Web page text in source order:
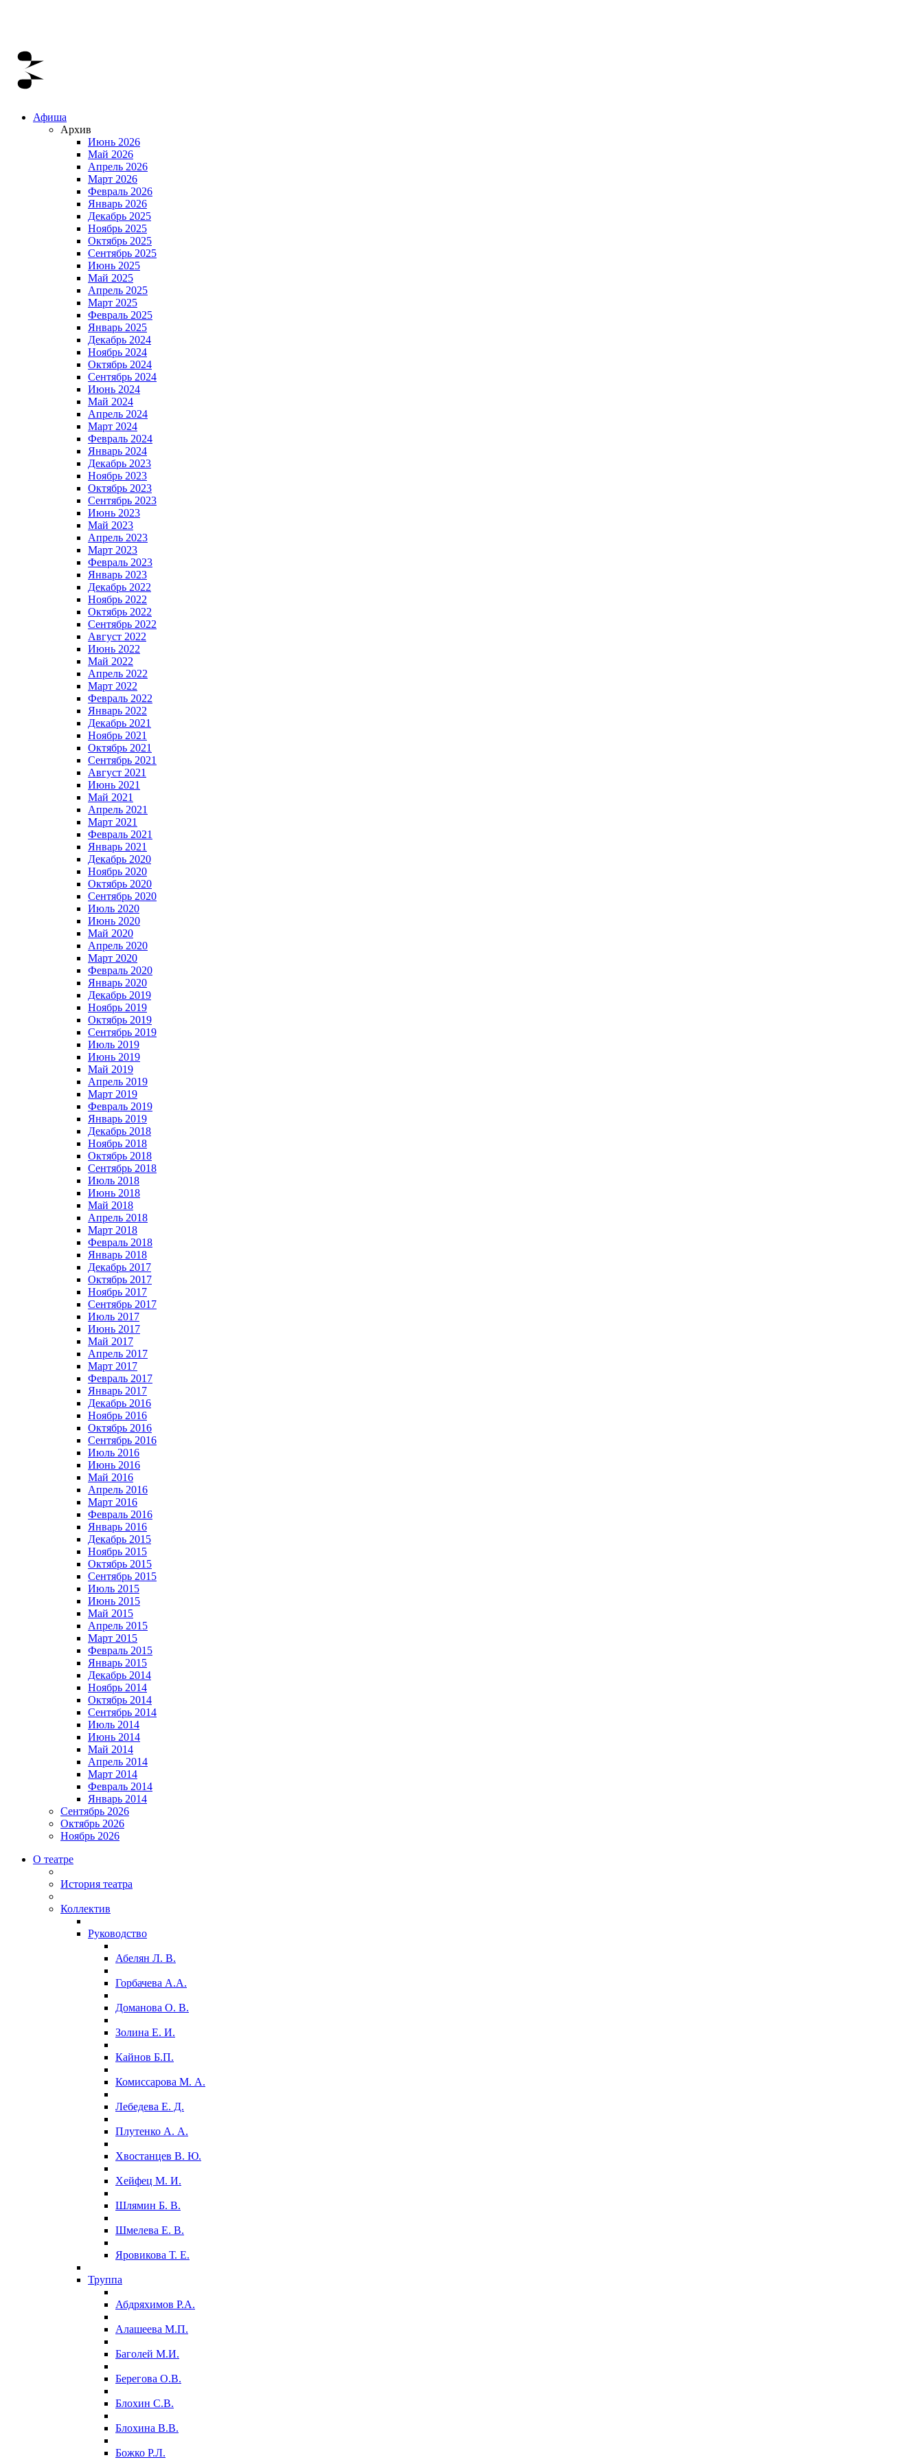
Афиша
Архив
Июнь 2026
Май 2026
Апрель 2026
Март 2026
Февраль 2026
Январь 2026
Декабрь 2025
Ноябрь 2025
Октябрь 2025
Сентябрь 2025
Июнь 2025
Май 2025
Апрель 2025
Март 2025
Февраль 2025
Январь 2025
Декабрь 2024
Ноябрь 2024
Октябрь 2024
Сентябрь 2024
Июнь 2024
Май 2024
Апрель 2024
Март 2024
Февраль 2024
Январь 2024
Декабрь 2023
Ноябрь 2023
Октябрь 2023
Сентябрь 2023
Июнь 2023
Май 2023
Апрель 2023
Март 2023
Февраль 2023
Январь 2023
Декабрь 2022
Ноябрь 2022
Октябрь 2022
Сентябрь 2022
Август 2022
Июнь 2022
Май 2022
Апрель 2022
Март 2022
Февраль 2022
Январь 2022
Декабрь 2021
Ноябрь 2021
Октябрь 2021
Сентябрь 2021
Август 2021
Июнь 2021
Май 2021
Апрель 2021
Март 2021
Февраль 2021
Январь 2021
Декабрь 2020
Ноябрь 2020
Октябрь 2020
Сентябрь 2020
Июль 2020
Июнь 2020
Май 2020
Апрель 2020
Март 2020
Февраль 2020
Январь 2020
Декабрь 2019
Ноябрь 2019
Октябрь 2019
Сентябрь 2019
Июль 2019
Июнь 2019
Май 2019
Апрель 2019
Март 2019
Февраль 2019
Январь 2019
Декабрь 2018
Ноябрь 2018
Октябрь 2018
Сентябрь 2018
Июль 2018
Июнь 2018
Май 2018
Апрель 2018
Март 2018
Февраль 2018
Январь 2018
Декабрь 2017
Октябрь 2017
Ноябрь 2017
Сентябрь 2017
Июль 2017
Июнь 2017
Май 2017
Апрель 2017
Март 2017
Февраль 2017
Январь 2017
Декабрь 2016
Ноябрь 2016
Октябрь 2016
Сентябрь 2016
Июль 2016
Июнь 2016
Май 2016
Апрель 2016
Март 2016
Февраль 2016
Январь 2016
Декабрь 2015
Ноябрь 2015
Октябрь 2015
Сентябрь 2015
Июль 2015
Июнь 2015
Май 2015
Апрель 2015
Март 2015
Февраль 2015
Январь 2015
Декабрь 2014
Ноябрь 2014
Октябрь 2014
Сентябрь 2014
Июль 2014
Июнь 2014
Май 2014
Апрель 2014
Март 2014
Февраль 2014
Январь 2014
Сентябрь 2026
Октябрь 2026
Ноябрь 2026
О театре
История театра
Коллектив
Руководство
Абелян Л. В.
Горбачева А.А.
Доманова О. В.
Золина Е. И.
Кайнов Б.П.
Комиссарова М. А.
Лебедева Е. Д.
Плутенко А. А.
Хвостанцев В. Ю.
Хейфец М. И.
Шлямин Б. В.
Шмелева Е. В.
Яровикова Т. Е.
Труппа
Абдряхимов Р.А.
Алашеева М.П.
Баголей М.И.
Берегова О.В.
Блохин С.В.
Блохина В.В.
Божко Р.Л.